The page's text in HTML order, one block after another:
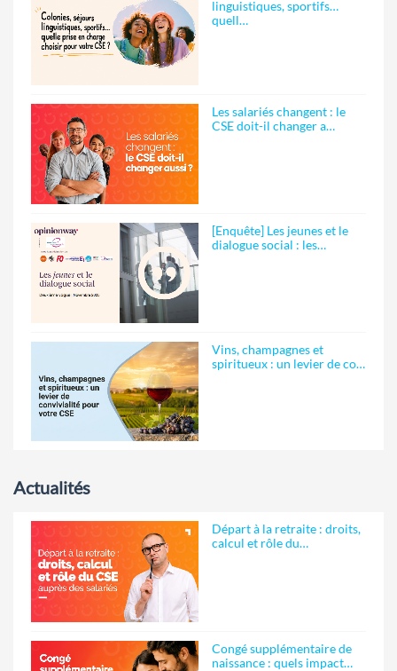
linguistiques, sportifs…
quell…
Les salariés changent : le
CSE doit-il changer a…
[Enquête] Les jeunes et le
dialogue social : les…
Vins, champagnes et
spiritueux : un levier de co…
Actualités
Départ à la retraite : droits,
calcul et rôle du…
Congé supplémentaire de
naissance : quels impact…